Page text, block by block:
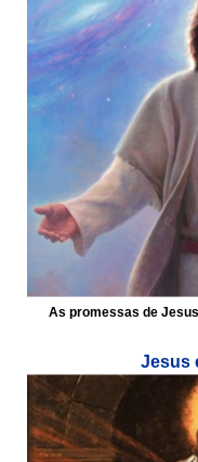
As promessas de
Jesus